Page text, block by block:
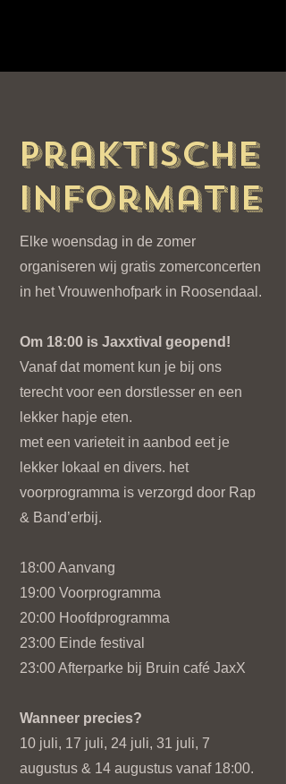
Praktische
informatie
Elke woensdag in de zomer
organiseren wij gratis zomerconcerten
in het Vrouwenhofpark in Roosendaal.
Om 18:00 is Jaxxtival geopend!
Vanaf dat moment kun je bij ons
terecht voor een dorstlesser en een
lekker hapje eten.
met een varieteit in aanbod eet je
lekker lokaal en divers. het
voorprogramma is verzorgd door Rap
& Band’erbij.
18:00 Aanvang
19:00 Voorprogramma
20:00 Hoofdprogramma
23:00 Einde festival
23:00 Afterparke bij Bruin café JaxX
Wanneer precies?
10 juli, 17 juli, 24 juli, 31 juli, 7
augustus & 14 augustus vanaf 18:00.